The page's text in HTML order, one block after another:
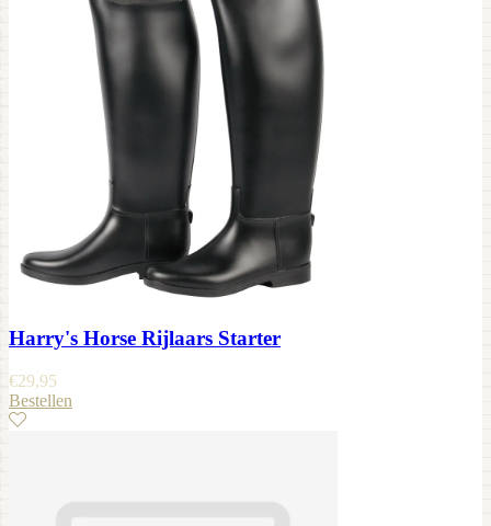
Harry's Horse Rijlaars Starter
€29,95
Bestellen